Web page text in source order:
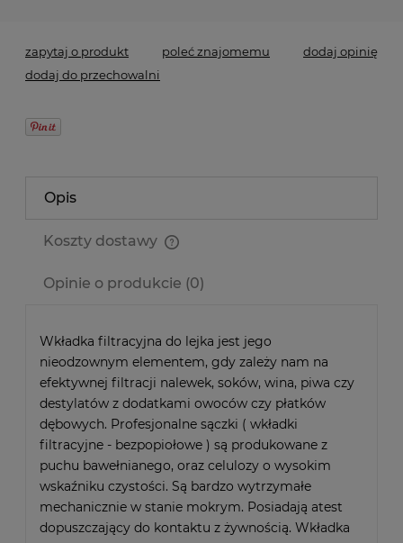
zapytaj o produkt poleć znajomemu
dodaj opinię
dodaj do przechowalni
Opis
Koszty dostawy
Opinie o produkcie (0)
Wkładka filtracyjna do lejka jest jego
nieodzownym elementem, gdy zależy nam na
efektywnej filtracji nalewek, soków, wina, piwa czy
destylatów z dodatkami owoców czy płatków
dębowych. Profesjonalne sączki ( wkładki
filtracyjne - bezpopiołowe ) są produkowane z
puchu bawełnianego, oraz celulozy o wysokim
wskaźniku czystości. Są bardzo wytrzymałe
mechanicznie w stanie mokrym. Posiadają atest
dopuszczający do kontaktu z żywnością. Wkładka